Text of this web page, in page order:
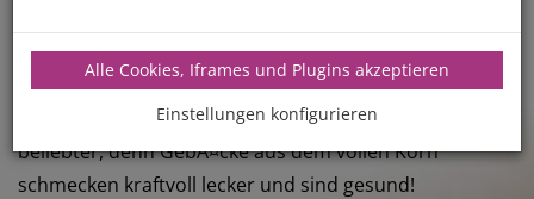
Aus echtem Schrot und Korn!
Backen mit Vollkorn wird aus vielerlei Hinsicht immer
beliebter, denn GebÃ¤cke aus dem vollen Korn
schmecken kraftvoll lecker und sind gesund!
Alle Cookies, Iframes und Plugins akzeptieren
Einstellungen konfigurieren